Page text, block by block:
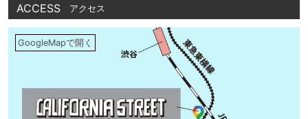
ACCESS アクセス
GoogleMapで開く